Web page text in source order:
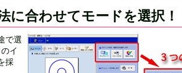
に合わせてモードを選択！
で選
イ
採